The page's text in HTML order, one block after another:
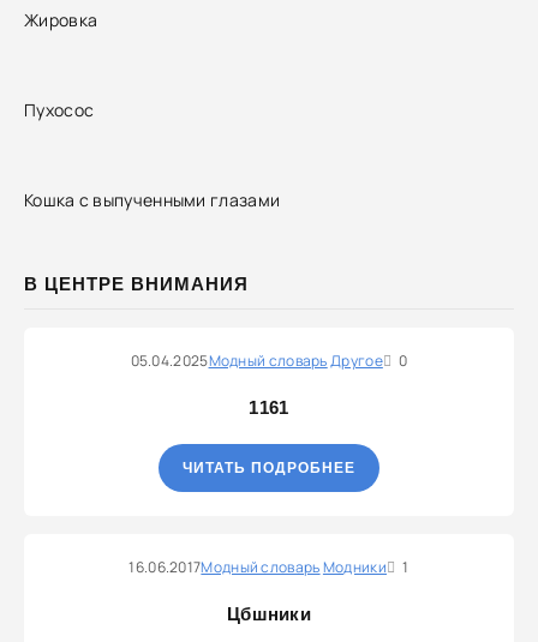
Жировка
Пухосос
Кошка с выпученными глазами
В ЦЕНТРЕ ВНИМАНИЯ
05.04.2025Модный словарьДругое 0
1161
ЧИТАТЬ ПОДРОБНЕЕ
16.06.2017Модный словарьМодники 1
Цбшники